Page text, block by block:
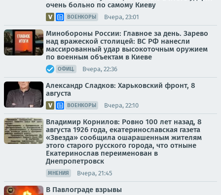
очень больно по самому Киеву
ВОЕНКОРЫ Вчера, 23:01
Минобороны России: Главное за день. Зарево
над вражеской столицей: ВС РФ нанесли
массированный удар высокоточным оружием
по военным объектам в Киеве
ОФИЦ. Вчера, 22:36
Александр Сладков: Харьковский фронт, 8
августа
ВОЕНКОРЫ Вчера, 22:10
Владимир Корнилов: Ровно 100 лет назад, 8
августа 1926 года, екатеринославская газета
«Звезда» сообщила ошарашенным жителям
этого старого русского города, что отныне
Екатеринослав переименован в
Днепропетровск
МНЕНИЯ Вчера, 21:45
В Павлограде взрывы